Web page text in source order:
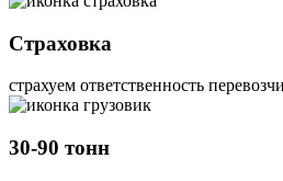
Страховка
страхуем ответственность
30-90 тонн